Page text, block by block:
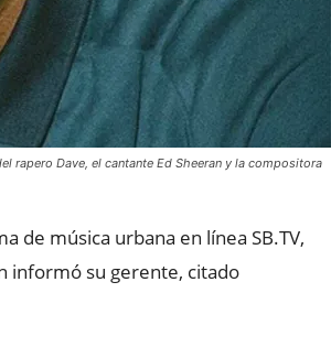
rapero Dave, el cantante Ed Sheeran y la compositora
de música urbana en línea SB.TV,
informó su gerente, citado